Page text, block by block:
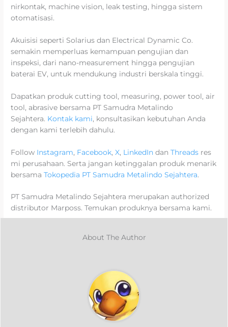
nirkontak, machine vision, leak testing, hingga sistem
otomatisasi.
Akuisisi seperti Solarius dan Electrical Dynamic Co.
semakin memperluas kemampuan pengujian dan
inspeksi, dari nano-measurement hingga pengujian
baterai EV, untuk mendukung industri berskala tinggi.
Dapatkan produk cutting tool, measuring, power tool, air
tool, abrasive bersama PT Samudra Metalindo
Sejahtera. Kontak kami, konsultasikan kebutuhan Anda
dengan kami terlebih dahulu.
Follow Instagram, Facebook,X, LinkedIndanThreads res
mi perusahaan. Serta jangan ketinggalan produk menarik
bersamaTokopedia PT Samudra Metalindo Sejahtera.
PT Samudra Metalindo Sejahtera merupakan authorized
distributor Marposs. Temukan produknya bersama kami.
About The Author